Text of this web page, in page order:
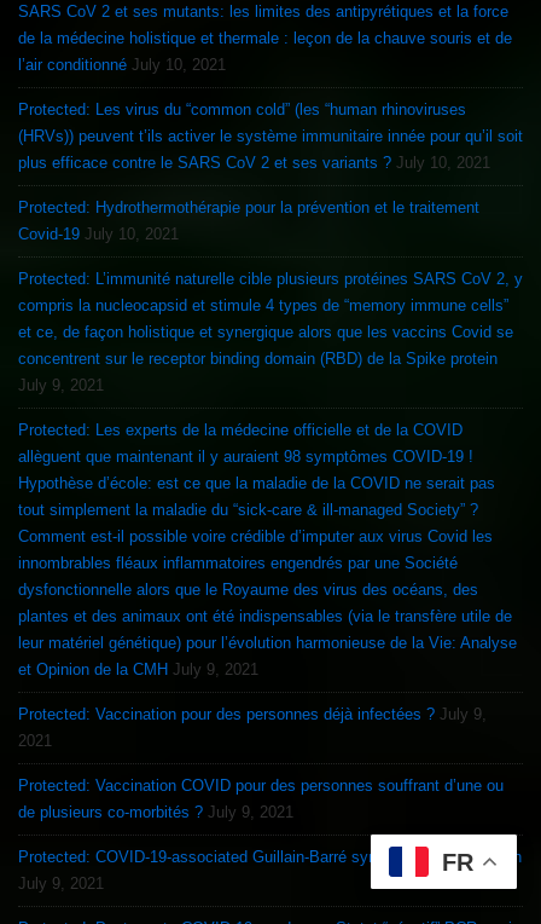
SARS CoV 2 et ses mutants: les limites des antipyrétiques et la force
de la médecine holistique et thermale : leçon de la chauve souris et de
l’air conditionné July 10, 2021
Protected: Les virus du “common cold” (les “human rhinoviruses
(HRVs)) peuvent t’ils activer le système immunitaire innée pour qu’il soit
plus efficace contre le SARS CoV 2 et ses variants ? July 10, 2021
Protected: Hydrothermothérapie pour la prévention et le traitement
Covid-19 July 10, 2021
Protected: L’immunité naturelle cible plusieurs protéines SARS CoV 2, y
compris la nucleocapsid et stimule 4 types de “memory immune cells”
et ce, de façon holistique et synergique alors que les vaccins Covid se
concentrent sur le receptor binding domain (RBD) de la Spike protein
July 9, 2021
Protected: Les experts de la médecine officielle et de la COVID
allèguent que maintenant il y auraient 98 symptômes COVID-19 !
Hypothèse d’école: est ce que la maladie de la COVID ne serait pas
tout simplement la maladie du “sick-care & ill-managed Society” ?
Comment est-il possible voire crédible d’imputer aux virus Covid les
innombrables fléaux inflammatoires engendrés par une Société
dysfonctionnelle alors que le Royaume des virus des océans, des
plantes et des animaux ont été indispensables (via le transfère utile de
leur matériel génétique) pour l’évolution harmonieuse de la Vie: Analyse
et Opinion de la CMH July 9, 2021
Protected: Vaccination pour des personnes déjà infectées ? July 9,
2021
Protected: Vaccination COVID pour des personnes souffrant d’une ou
de plusieurs co-morbités ? July 9, 2021
Protected: COVID-19-associated Guillain-Barré syndrome & Vaccination
July 9, 2021
FR